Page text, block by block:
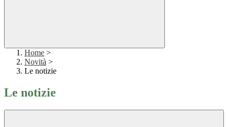
Home >
Novità >
Le notizie
Le notizie